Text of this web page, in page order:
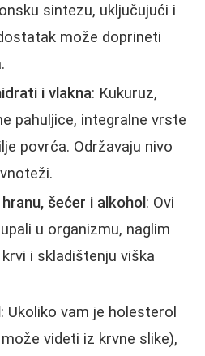
sintezu, uključujući i
može doprineti
i vlakna: Kukuruz,
pahuljice, integralne vrste
povrća. Održavaju nivo
šećer i alkohol : Ovi
u organizmu, naglim
i skladištenju viška
: Ukoliko vam je holesterol
videti iz krvne slike),